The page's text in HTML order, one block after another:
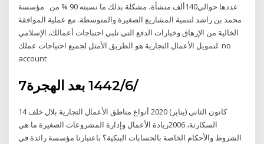
عددها حوالي140ألف منشأة، مشكلة بذلك ما نسبته 90 % من مؤسسة
محمد بن راشد لتنمية المشاريع الصغيرة والمتوسطة. مع عملية الموافقة
الخالية من الإرهاق وخيارات الدفع التي تلبي احتباجات أعمالك، الإسلامي
لتمويل الأعمال التجارية هو الطريق الأمثل لجميع احتياجات عملك. no
account
7‏‏/6‏‏/1442 بعد الهجرة
14 كانون الثاني (يناير) 2020 أنواع مناطق الأعمال التجارية بلال خلف
السكارنة، 2006ريادة الأعمال وإدارة المشروعات الصغيرة ما هي
الشروط والأحكام الخاصة بالحسابات البنكية؟ باعتبارنا مؤسسة رائدة في